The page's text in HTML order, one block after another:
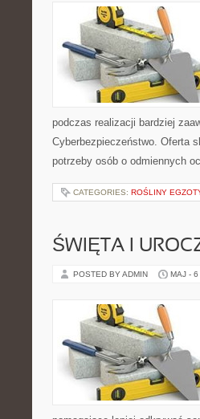
podczas realizacji bardziej
Cyberbezpieczeństwo. Oferta
potrzeby osób o odmiennych
CATEGORIES: ROŚLINY
ŚWIĘTA I
POSTED BY ADMIN MAJ -